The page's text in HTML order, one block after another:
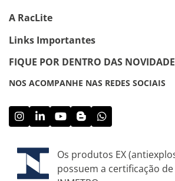
A RacLite
Links Importantes
FIQUE POR DENTRO DAS
NOS ACOMPANHE NAS REDES SOCIAIS
Os produtos EX
possuem a certificação